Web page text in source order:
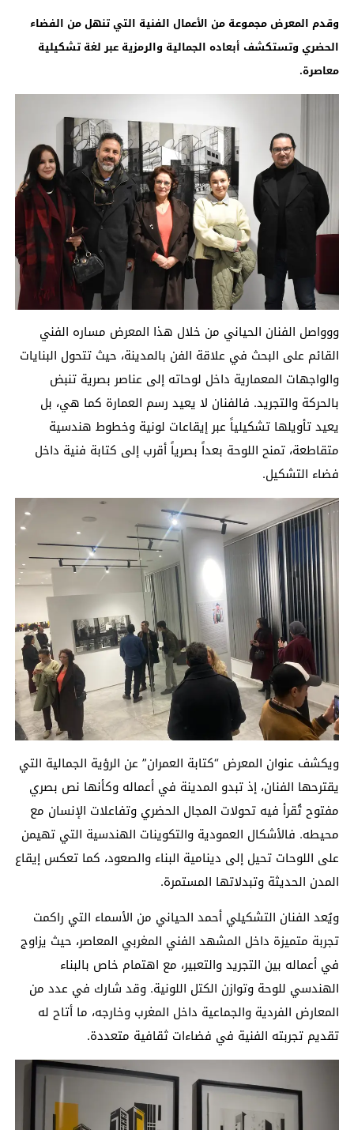
وقدم المعرض مجموعة من الأعمال الفنية التي تنهل من الفضاء
الحضري وتستكشف أبعاده الجمالية والرمزية عبر لغة تشكيلية
معاصرة.
ووواصل الفنان الحياني من خلال هذا المعرض مساره الفني
القائم على البحث في علاقة الفن بالمدينة، حيث تتحول البنايات
والواجهات المعمارية داخل لوحاته إلى عناصر بصرية تنبض
بالحركة والتجريد. فالفنان لا يعيد رسم العمارة كما هي، بل
يعيد تأويلها تشكيلياً عبر إيقاعات لونية وخطوط هندسية
متقاطعة، تمنح اللوحة بعداً بصرياً أقرب إلى كتابة فنية داخل
فضاء التشكيل.
ويكشف عنوان المعرض “كتابة العمران” عن الرؤية الجمالية التي
يقترحها الفنان، إذ تبدو المدينة في أعماله وكأنها نص بصري
مفتوح تُقرأ فيه تحولات المجال الحضري وتفاعلات الإنسان مع
محيطه. فالأشكال العمودية والتكوينات الهندسية التي تهيمن
على اللوحات تحيل إلى دينامية البناء والصعود، كما تعكس إيقاع
المدن الحديثة وتبدلاتها المستمرة.
ويُعد الفنان التشكيلي أحمد الحياني من الأسماء التي راكمت
تجربة متميزة داخل المشهد الفني المغربي المعاصر، حيث يزاوج
في أعماله بين التجريد والتعبير، مع اهتمام خاص بالبناء
الهندسي للوحة وتوازن الكتل اللونية. وقد شارك في عدد من
المعارض الفردية والجماعية داخل المغرب وخارجه، ما أتاح له
تقديم تجربته الفنية في فضاءات ثقافية متعددة.